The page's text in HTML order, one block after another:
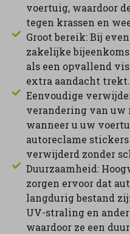
voertuig, waardoor
tegen krassen en
Groot bereik: Bij
zakelijke
als een opvallend
extra aandacht trekt.
Eenvoudige
verandering van uw
wanneer u uw
autoreclame
verwijderd zonder
Duurzaamheid:
zorgen ervoor dat
langdurig bestand
UV-straling en
waardoor ze een